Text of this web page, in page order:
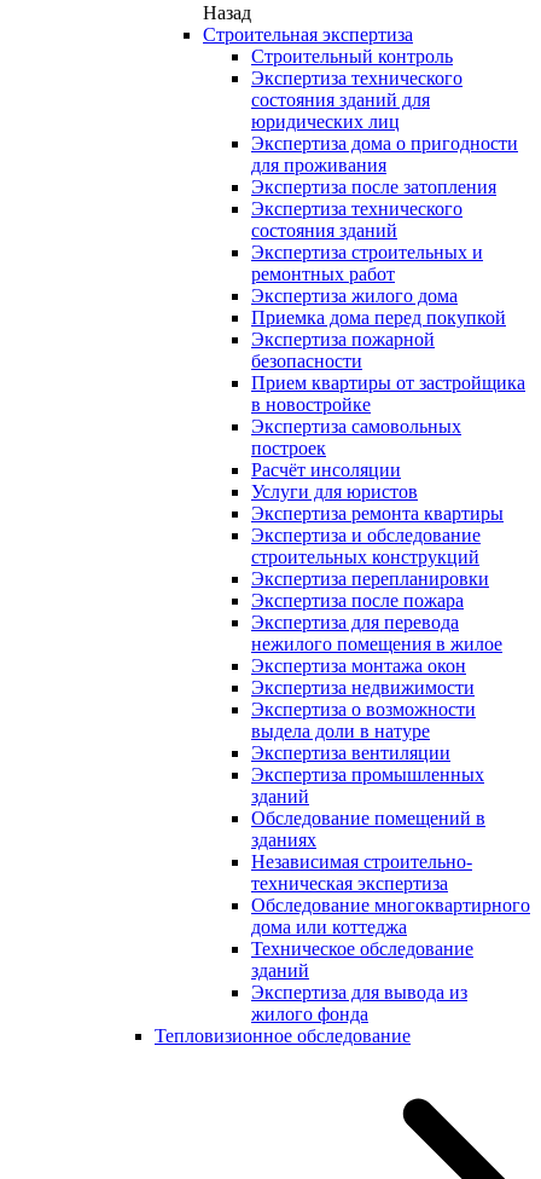
Назад
Строительная экспертиза
Строительный контроль
Экспертиза технического
состояния зданий для
юридических лиц
Экспертиза дома о пригодности
для проживания
Экспертиза после затопления
Экспертиза технического
состояния зданий
Экспертиза строительных и
ремонтных работ
Экспертиза жилого дома
Приемка дома перед покупкой
Экспертиза пожарной
безопасности
Прием квартиры от застройщика
в новостройке
Экспертиза самовольных
построек
Расчёт инсоляции
Услуги для юристов
Экспертиза ремонта квартиры
Экспертиза и обследование
строительных конструкций
Экспертиза перепланировки
Экспертиза после пожара
Экспертиза для перевода
нежилого помещения в жилое
Экспертиза монтажа окон
Экспертиза недвижимости
Экспертиза о возможности
выдела доли в натуре
Экспертиза вентиляции
Экспертиза промышленных
зданий
Обследование помещений в
зданиях
Независимая строительно-
техническая экспертиза
Обследование многоквартирного
дома или коттеджа
Техническое обследование
зданий
Экспертиза для вывода из
жилого фонда
Тепловизионное обследование